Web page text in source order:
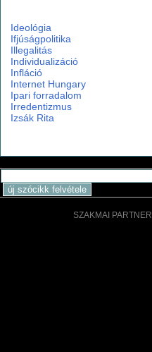
Ideológia
Ifjúságpolitika
Illegalitás
Individualizáció
Infláció
Internet Hungary
Ipari forradalom
Irredentizmus
Izsák Rita
SZAKMAI PARTNER